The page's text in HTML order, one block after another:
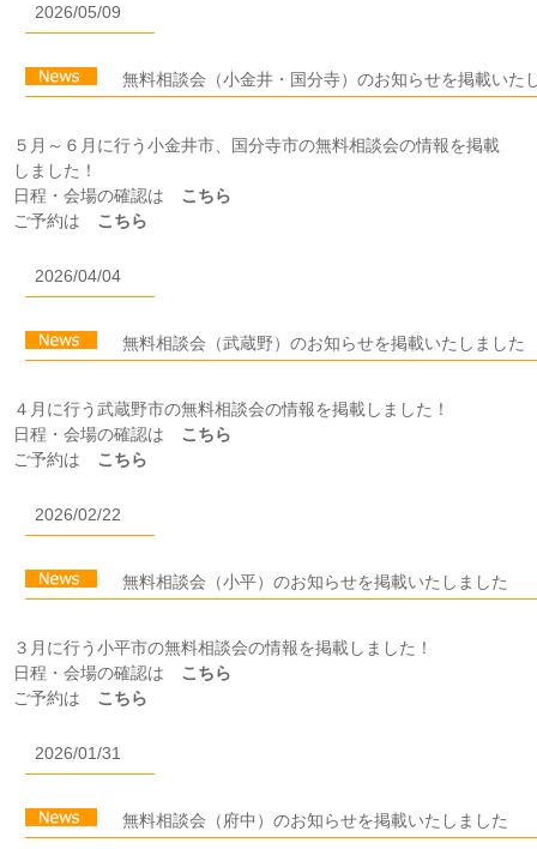
2026/05/09
無料相談会（小金井・国分寺）のお知らせを掲載いた
５月～６月に行う小金井市、国分寺市の無料相談会の情報を掲載
しました！
日程・会場の確認は こちら
ご予約は こちら
2026/04/04
無料相談会（武蔵野）のお知らせを掲載いたしました
４月に行う武蔵野市の無料相談会の情報を掲載しました！
日程・会場の確認は こちら
ご予約は こちら
2026/02/22
無料相談会（小平）のお知らせを掲載いたしました
３月に行う小平市の無料相談会の情報を掲載しました！
日程・会場の確認は こちら
ご予約は こちら
2026/01/31
無料相談会（府中）のお知らせを掲載いたしました